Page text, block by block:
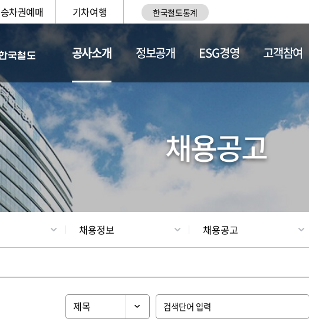
승차권예매 기차여행 한국철도통계
공사소개
일반현황 채
정보공개 ESG경영 고객참여
채용공고
채용정보 채용공고